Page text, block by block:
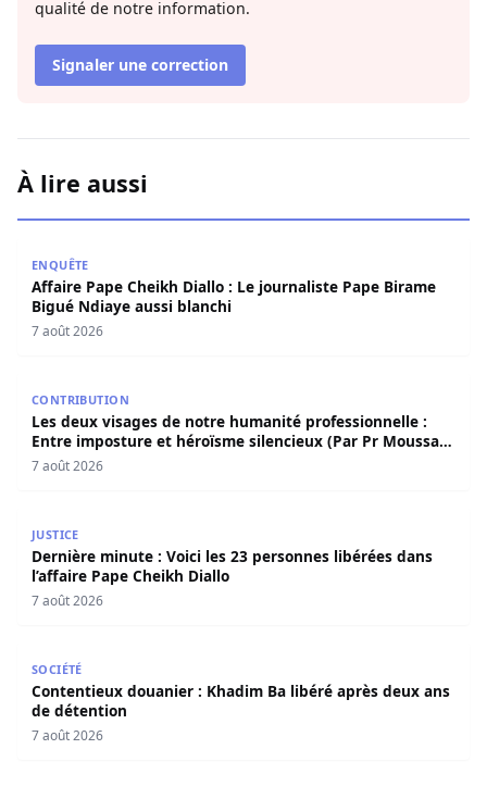
qualité de notre information.
Signaler une correction
À lire aussi
ENQUÊTE
Affaire Pape Cheikh Diallo : Le journaliste Pape Birame
Bigué Ndiaye aussi blanchi
7 août 2026
CONTRIBUTION
Les deux visages de notre humanité professionnelle :
Entre imposture et héroïsme silencieux (Par Pr Moussa
Seydi)
7 août 2026
JUSTICE
Dernière minute : Voici les 23 personnes libérées dans
l’affaire Pape Cheikh Diallo
7 août 2026
SOCIÉTÉ
Contentieux douanier : Khadim Ba libéré après deux ans
de détention
7 août 2026